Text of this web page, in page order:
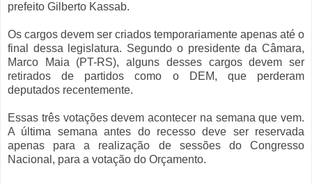
prefeito Gilberto Kassab.
Os cargos devem ser criados temporariamente apenas até o
final dessa legislatura. Segundo o presidente da Câmara,
Marco Maia (PT-RS), alguns desses cargos devem ser
retirados de partidos como o DEM, que perderam
deputados recentemente.
Essas três votações devem acontecer na semana que vem.
A última semana antes do recesso deve ser reservada
apenas para a realização de sessões do Congresso
Nacional, para a votação do Orçamento.